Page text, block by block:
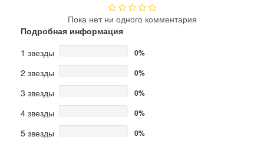
Пока нет ни одного комментария
Подробная информация
1 звезды
0%
2 звезды 0%
3 звезды 0%
4 звезды 0%
5 звезды 0%